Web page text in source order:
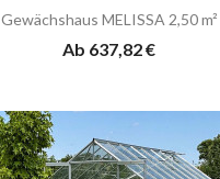
Gewächshaus MELISSA 2,50 m²
Ab 637,82 €